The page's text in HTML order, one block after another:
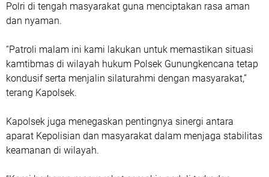
Polri di tengah masyarakat guna menciptakan rasa aman
dan nyaman.
“Patroli malam ini kami lakukan untuk memastikan situasi
kamtibmas di wilayah hukum Polsek Gunungkencana tetap
kondusif serta menjalin silaturahmi dengan masyarakat,”
terang Kapolsek.
Kapolsek juga menegaskan pentingnya sinergi antara
aparat Kepolisian dan masyarakat dalam menjaga stabilitas
keamanan di wilayah.